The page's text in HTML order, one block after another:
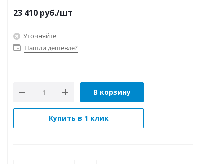
23 410 руб./шт
Уточняйте
Нашли дешевле?
В корзину
Купить в 1 клик